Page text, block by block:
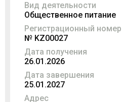
Вид деятельности
Общественное питание
Регистрационный номер
№ KZ00027
Дата получения
26.01.2026
Дата завершения
25.01.2027
Адрес